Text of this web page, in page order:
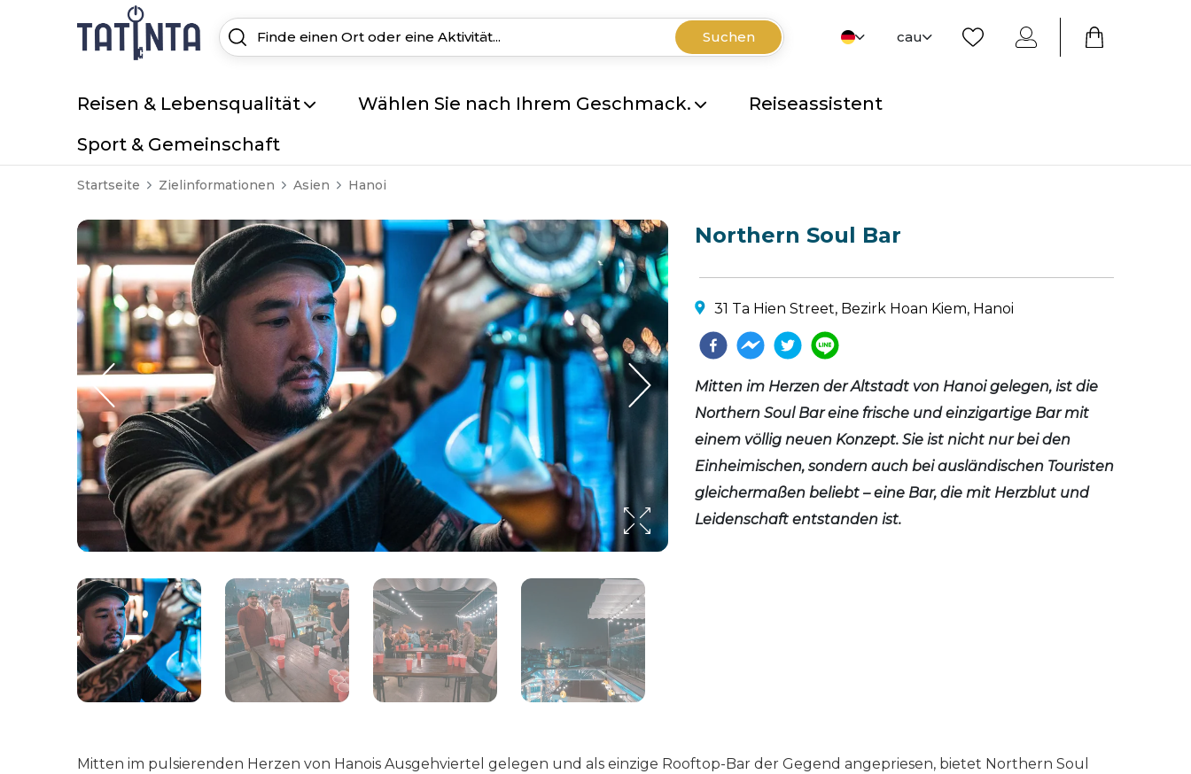
Suchen cau
Reisen & Lebensqualität Wählen Sie nach Ihrem Geschmack.
Reiseassistent
Sport & Gemeinschaft
Startseite Zielinformationen Asien Hanoi
Northern Soul Bar
31 Ta Hien Street, Bezirk Hoan Kiem, Hanoi
Mitten im Herzen der Altstadt von Hanoi gelegen, ist die
Northern Soul Bar eine frische und einzigartige Bar mit
einem völlig neuen Konzept. Sie ist nicht nur bei den
Einheimischen, sondern auch bei ausländischen Touristen
gleichermaßen beliebt – eine Bar, die mit Herzblut und
Leidenschaft entstanden ist.
Mitten im pulsierenden Herzen von Hanois Ausgehviertel gelegen und als einzige Rooftop-Bar der Gegend angepriesen, bietet Northern Soul